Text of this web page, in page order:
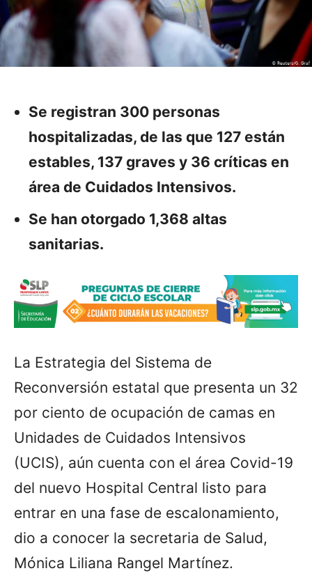
Se registran 300 personas
hospitalizadas, de las que 127 están
estables, 137 graves y 36 críticas en
área de Cuidados Intensivos.
Se han otorgado 1,368 altas
sanitarias.
La Estrategia del Sistema de
Reconversión estatal que presenta un 32
por ciento de ocupación de camas en
Unidades de Cuidados Intensivos
(UCIS), aún cuenta con el área Covid-19
del nuevo Hospital Central listo para
entrar en una fase de escalonamiento,
dio a conocer la secretaria de Salud,
Mónica Liliana Rangel Martínez.